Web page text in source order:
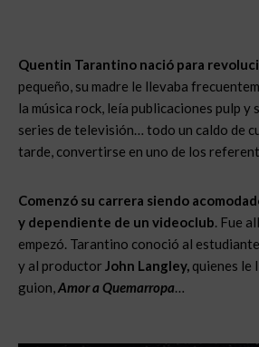
Quentin Tarantino nació para
pequeño, su madre le llevaba
la música rock, leía publicaciones pulp y
series de televisión… todo un caldo de
tarde, convertirse en uno de los
Comenzó su carrera siendo
y dependiente de un videoclub. Fue
empezó. Tarantino conoció al
y al productor John Langley, quienes le
guion,Amor a Quemarropa…